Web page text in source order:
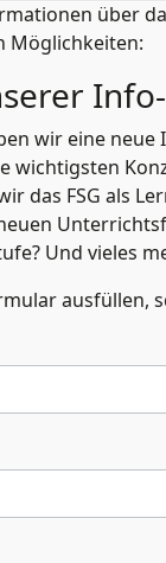
über
Möglichkeiten:
wir eine
wichtigsten
das FSG als
Und vieles
ausfüllen,